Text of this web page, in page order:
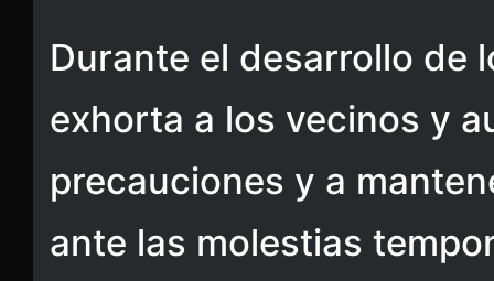
Durante el desarrollo de
exhorta a los vecinos y
precauciones y a
ante las molestias